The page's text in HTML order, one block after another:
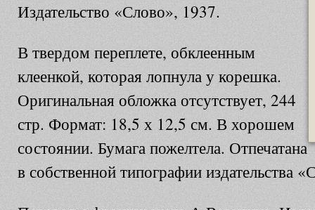
Издательство «Слово», 1937.
В твердом переплете, обклеенным
клеенкой, которая лопнула у корешка.
Оригинальная обложка отсутствует, 244
стр. Формат: 18,5 х 12,5 см. В хорошем
состоянии. Бумага пожелтела. Отпечатана
в собственной типографии издательства